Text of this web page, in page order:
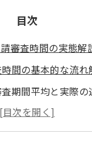
目次
審査時間の実態解
間の基本的な流れ
期間平均と実際の
右する主な要因と傾向
審査時間に及ぼす